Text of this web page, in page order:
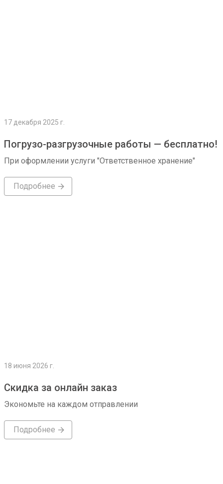
17 декабря 2025 г.
Погрузо-разгрузочные работы — бесплатно!
При оформлении услуги "Ответственное хранение"
Подробнее
18 июня 2026 г.
Скидка за онлайн заказ
Экономьте на каждом отправлении
Подробнее